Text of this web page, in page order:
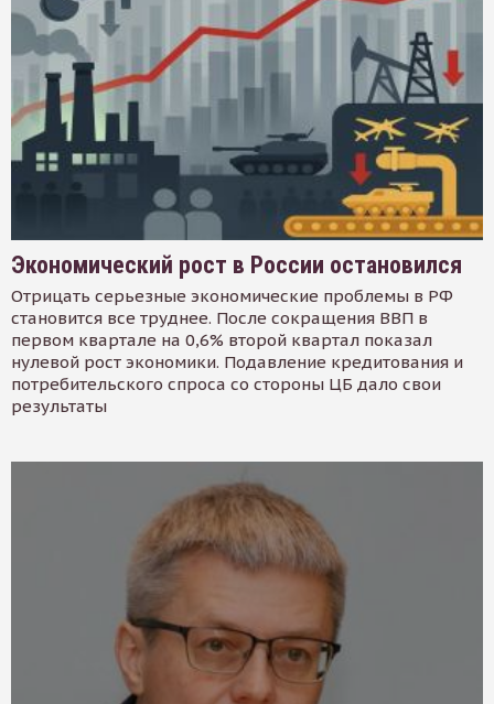
Экономический рост в России остановился
Отрицать серьезные экономические проблемы в РФ
становится все труднее. После сокращения ВВП в
первом квартале на 0,6% второй квартал показал
нулевой рост экономики. Подавление кредитования и
потребительского спроса со стороны ЦБ дало свои
результаты